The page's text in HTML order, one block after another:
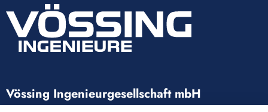
Vössing Ingenieurgesellschaft mbH